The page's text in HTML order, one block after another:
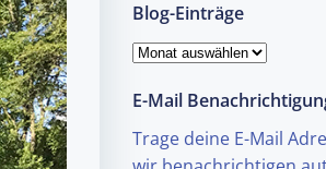
Blog-Einträge
Blog-
E-Mail
Trage deine E-Mail